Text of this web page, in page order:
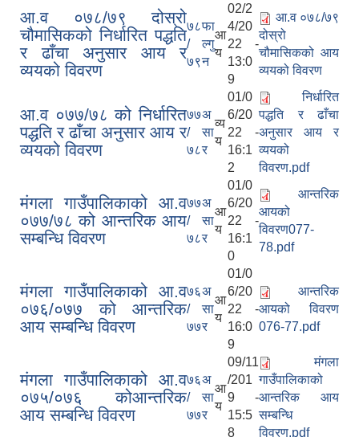
आ.व ०७८/७९ दोस्रो
चौमासिकको निर्धारित पद्धति
र ढाँचा अनुसार आय र
व्ययको विवरण
७८
/
७९
फा
ल्गु
न
आ
य
02/2
4/20
22 -
13:0
9
आ.व ०७८/७९
दोस्रो
चौमासिकको आय
व्ययको विवरण
आ.व ०७७/७८ को निर्धारित
पद्धति र ढाँचा अनुसार आय र
व्ययको विवरण
७७
/
७८
अ
सा
र
व्य
य
01/0
6/20
22 -
16:1
2
निर्धारित
पद्धति र ढाँचा
अनुसार आय र
व्ययको
विवरण.pdf
मंगला गाउँपालिकाको आ.व
०७७/७८ को आन्तरिक आय
सम्बन्धि विवरण
७७
/
७८
अ
सा
र
आ
य
01/0
6/20
22 -
16:1
0
आन्तरिक
आयको
विवरण077-
78.pdf
मंगला गाउँपालिकाको आ.व
०७६/०७७ को आन्तरिक
आय सम्बन्धि विवरण
७६
/
७७
अ
सा
र
आ
य
01/0
6/20
22 -
16:0
9
आन्तरिक
आयको विवरण
076-77.pdf
मंगला गाउँपालिकाको आ.व
०७५/०७६ कोआन्तरिक
आय सम्बन्धि विवरण
७६
/
७७
अ
सा
र
आ
य
09/11
/201
9 -
15:5
8
मंगला
गाउँपालिकाको
आन्तरिक आय
सम्बन्धि
विवरण.pdf